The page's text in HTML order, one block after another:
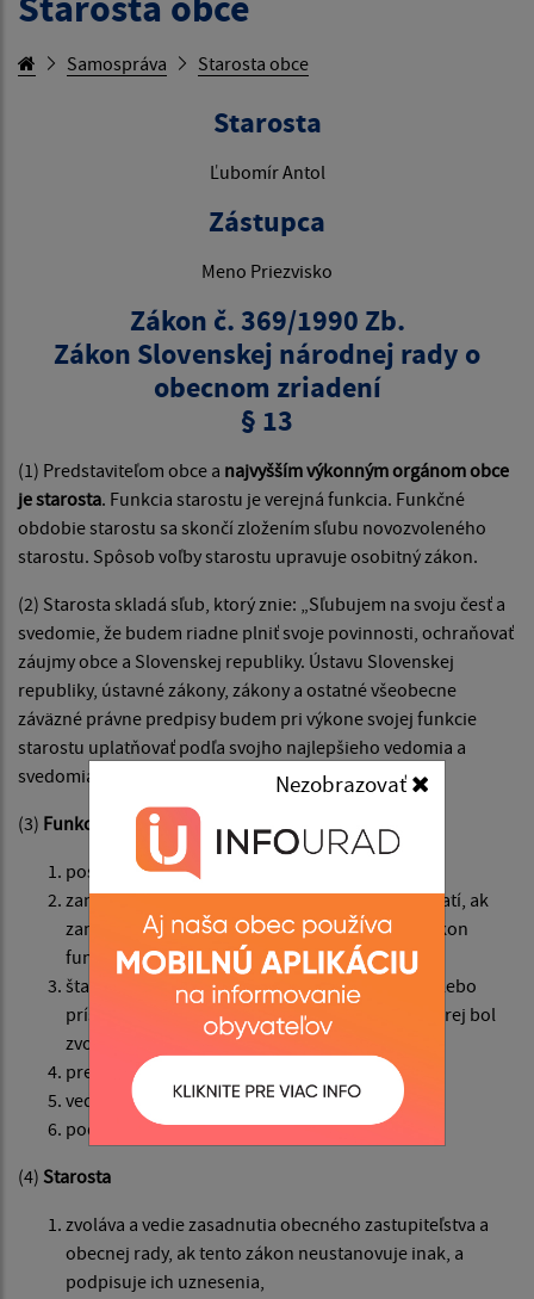
Nezobrazovať
Samospráva Starosta obce
Starosta
Ľubomír Antol
Zástupca
Meno Priezvisko
Zákon č. 369/1990 Zb.
Zákon Slovenskej národnej rady o
obecnom zriadení
§ 13
(1) Predstaviteľom obce a najvyšším výkonným orgánom obce
je starosta. Funkcia starostu je verejná funkcia. Funkčné
obdobie starostu sa skončí zložením sľubu novozvoleného
starostu. Spôsob voľby starostu upravuje osobitný zákon.
(2) Starosta skladá sľub, ktorý znie: „Sľubujem na svoju česť a
svedomie, že budem riadne plniť svoje povinnosti, ochraňovať
záujmy obce a Slovenskej republiky. Ústavu Slovenskej
republiky, ústavné zákony, zákony a ostatné všeobecne
záväzné právne predpisy budem pri výkone svojej funkcie
starostu uplatňovať podľa svojho najlepšieho vedomia a
svedomia.
(3) Funkcia starostu je nezlučiteľná s funkciou
poslanca,
zamestnanca obce, v ktorej bol zvolený; to neplatí, ak
zamestnanec obce je dlhodobo uvoľnený na výkon
funkcie starostu,
štatutárneho orgánu rozpočtovej organizácie alebo
príspevkovej organizácie zriadenej obcou, v ktorej bol
zvolený,
predsedu samosprávneho kraja,
vedúceho zamestnanca orgánu štátnej správy,
podľa osobitného zákona.
(4) Starosta
zvoláva a vedie zasadnutia obecného zastupiteľstva a
obecnej rady, ak tento zákon neustanovuje inak, a
podpisuje ich uznesenia,